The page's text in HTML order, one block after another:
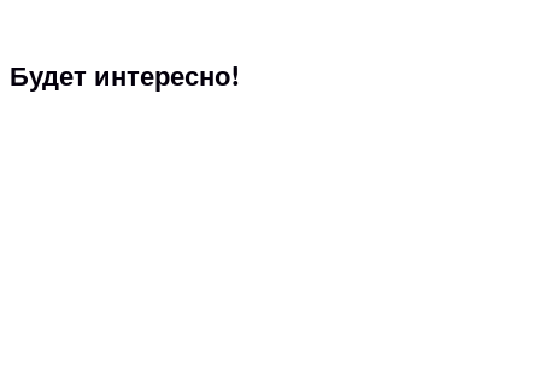
Будет интересно!